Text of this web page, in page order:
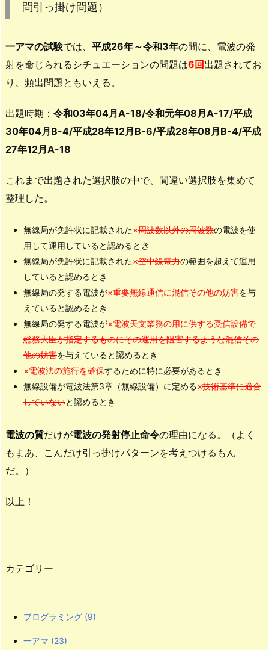
2.
発
射
停
止
に
当
し
い
パ
タ
ー
ン
（過
去
問
引
掛
け
題）
問引っ掛け問題）
一アマの試験では、 平成26年～令和3年の間に、電波の発
射を命じられるシチュエーションの問題は6回 出題されてお
り、頻出問題ともいえる。
出題時期： 令和03年04月A-18/令和元年08月A-17/平成
30年04月B-4/平成28年12月B-6/平成28年08月B-4/平成
27年12月A-18
これまで出題された選択肢の中で、間違い選択肢を集めて
整理した。
無線局が免許状に記載された×周波数以外の周波数の電波を使
用して運用していると認めるとき
無線局が免許状に記載された×空中線電力の範囲を超えて運用
していると認めるとき
無線局の発する電波が×重要無線通信に混信その他の妨害を与
えていると認めるとき
無線局の発する電波が×電波天文業務の用に供する受信設備で
総務大臣が指定するものにその運用を阻害するような混信その
他の妨害を与えていると認めるとき
×電波法の施行を確保するために特に必要があるとき
無線設備が電波法第3章（無線設備）に定める×技術基準に適合
していないと認めるとき
電波の質だけが電波の発射停止命令の理由になる。（よく
もまあ、こんだけ引っ掛けパターンを考えつけるもん
だ。）
以上！
カテゴリー
プログラミング (9)
一アマ (23)